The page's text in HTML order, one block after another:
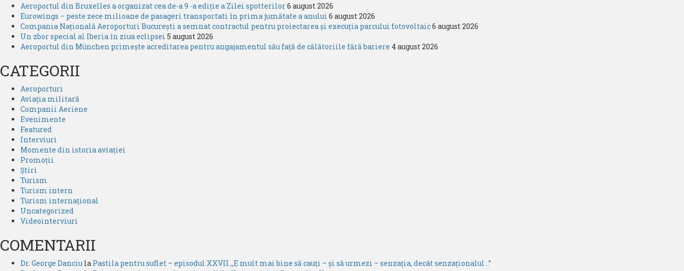
Aeroportul din Bruxelles a organizat cea de-a 9 -a ediție a Zilei spotterilor6 august 2026
Eurowings – peste zece milioane de pasageri transportati în prima jumătate a anului 6 august 2026
Compania Națională Aeroporturi București a semnat contractul pentru proiectarea și execuția parcului fotovoltaic6 august 2026
Un zbor special al Iberia în ziua eclipsei 5 august 2026
Aeroportul din München primește acreditarea pentru angajamentul său față de călătoriile fără bariere 4 august 2026
CATEGORII
Aeroporturi
Aviația militară
Companii Aeriene
Evenimente
Featured
Interviuri
Momente din istoria aviației
Promoții
Știri
Turism
Turism intern
Turism internațional
Uncategorized
Videointerviuri
COMENTARII
Dr. George Danciu la Pastila pentru suflet – episodul XXVII ,,E mult mai bine să cauți – și să urmezi – senzația, decât senzaționalul ..”